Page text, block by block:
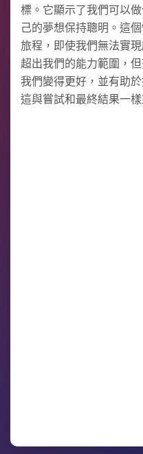
標。它顯示了我們可以
己的夢想保持聰明。這
旅程，即使我們無法實
超出我們的能力範圍，
我們變得更好，並有助
這與嘗試和最終結果一樣